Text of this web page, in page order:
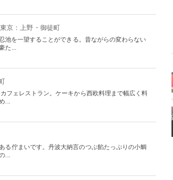
京：上野・御徒町
池を一望することができる。昔ながらの変わらない
た...
フェレストラン。ケーキから西欧料理まで幅広く料
...
る佇まいです。丹波大納言のつぶ餡たっぷりの小鯛
...